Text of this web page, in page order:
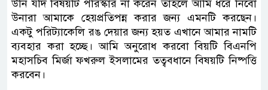
উনি যদি বিষয়টি পরিস্কার না করেন তাহলে আমি ধরে নিবো
উনারা আমাকে হেয়প্রতিপন্ন করার জন্য এমনটি করছেন।
একটু পরিট্যাকেলি রঙ দেয়ার জন্য হয়ত এখানে ‍আমার নামটি
ব্যবহার করা হচ্ছে। আমি অনুরোধ করবো বিয়টি বিএনপি
মহাসচিব মির্জা ফখরুল ইসলামের তত্ববধানে বিষয়টি নিষ্পত্তি
করবেন।